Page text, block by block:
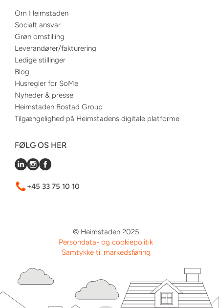
Om Heimstaden
Socialt ansvar
Grøn omstilling
Leverandører/fakturering
Ledige stillinger
Blog
Husregler for SoMe
Nyheder & presse
Heimstaden Bostad Group
Tilgængelighed på Heimstadens digitale platforme
FØLG OS HER
+45 33 75 10 10
© Heimstaden 2025
Persondata- og cookiepolitik
Samtykke til markedsføring